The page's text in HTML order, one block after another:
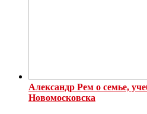
Александр Рем о семье,
Новомосковска